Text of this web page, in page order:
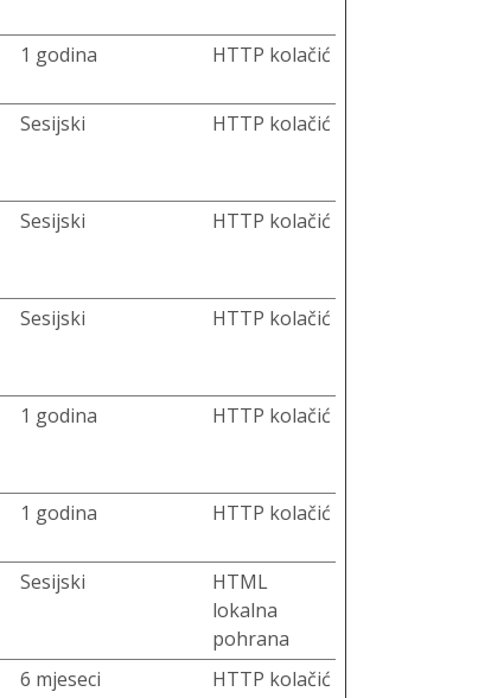
1 godina HTTP kolačić
Sesijski HTTP kolačić
Sesijski HTTP kolačić
Sesijski HTTP kolačić
1 godina HTTP kolačić
1 godina HTTP kolačić
Sesijski
HTML
lokalna
pohrana
6 mjeseci HTTP kolačić